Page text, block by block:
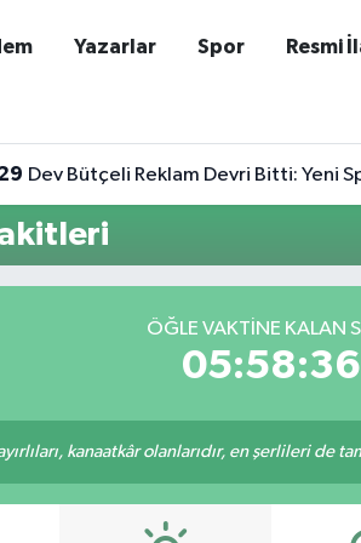
Yazarlar Spor Resmi
Dev Bütçeli Reklam Devri Bitti: Yeni
ÖĞLE VAKTINE KALAN
05:58:36
kanaatkâr olanlarıdır, en şerlileri de